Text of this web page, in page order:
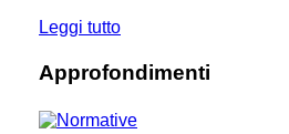
Leggi tutto
Approfondimenti